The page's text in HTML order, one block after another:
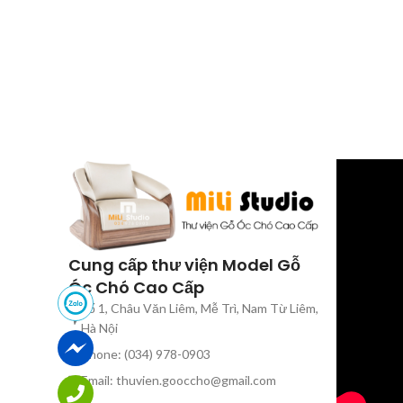
Cung cấp thư viện Model Gỗ
Óc Chó Cao Cấp
Số 1, Châu Văn Liêm, Mễ Trì, Nam Từ Liêm,
Hà Nội
Phone: (034) 978-0903
Email: thuvien.gooccho@gmail.com